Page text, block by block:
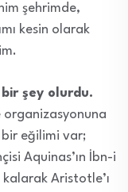
şehrimde,
kesin olarak
bir şey olurdu.
organizasyonuna
bir eğilimi var;
Aquinas’ın İbn-i
Aristotle’ı